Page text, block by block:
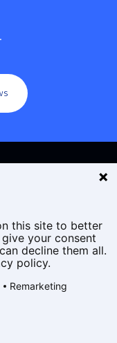
this site to better
your consent
decline them all.
policy.
Remarketing